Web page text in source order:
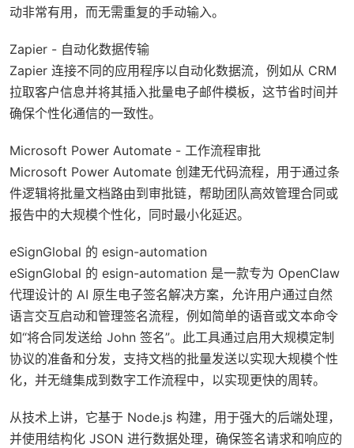
动非常有用，而无需重复的手动输入。
Zapier - 自动化数据传输
Zapier 连接不同的应用程序以自动化数据流，例如从 CRM
拉取客户信息并将其插入批量电子邮件模板，这节省时间并
确保个性化通信的一致性。
Microsoft Power Automate - 工作流程审批
Microsoft Power Automate 创建无代码流程，用于通过条
件逻辑将批量文档路由到审批链，帮助团队高效管理合同或
报告中的大规模个性化，同时最小化延迟。
eSignGlobal 的 esign-automation
eSignGlobal 的 esign-automation 是一款专为 OpenClaw
代理设计的 AI 原生电子签名解决方案，允许用户通过自然
语言交互启动和管理签名流程，例如简单的语音或文本命令
如“将合同发送给 John 签名”。此工具通过启用大规模定制
协议的准备和分发，支持文档的批量发送以实现大规模个性
化，并无缝集成到数字工作流程中，以实现更快的周转。
从技术上讲，它基于 Node.js 构建，用于强大的后端处理，
并使用结构化 JSON 进行数据处理，确保签名请求和响应的